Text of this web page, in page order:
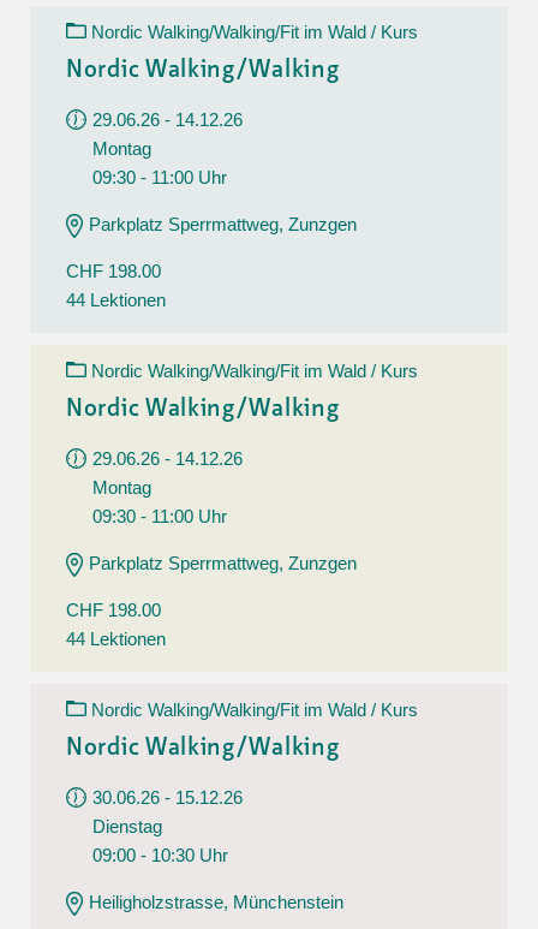
Nordic Walking/Walking/Fit im Wald / Kurs
Nordic Walking/Walking
29.06.26 - 14.12.26
Montag
09:30 - 11:00 Uhr
Parkplatz Sperrmattweg, Zunzgen
CHF 198.00
44 Lektionen
Nordic Walking/Walking/Fit im Wald / Kurs
Nordic Walking/Walking
29.06.26 - 14.12.26
Montag
09:30 - 11:00 Uhr
Parkplatz Sperrmattweg, Zunzgen
CHF 198.00
44 Lektionen
Nordic Walking/Walking/Fit im Wald / Kurs
Nordic Walking/Walking
30.06.26 - 15.12.26
Dienstag
09:00 - 10:30 Uhr
Heiligholzstrasse, Münchenstein